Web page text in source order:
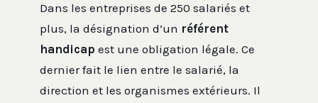
Dans les entreprises de 250 salariés et
plus, la désignation d’un référent
handicap est une obligation légale. Ce
dernier fait le lien entre le salarié, la
direction et les organismes extérieurs. Il